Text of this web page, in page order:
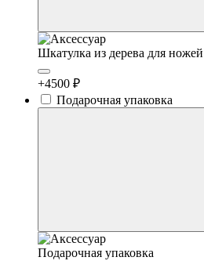
Шкатулка из дерева для ножей
+4500 ₽
Подарочная упаковка
Подарочная упаковка